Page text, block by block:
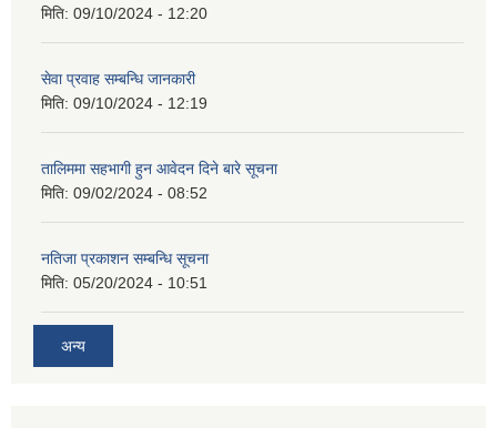
मिति: 09/10/2024 - 12:20
सेवा प्रवाह सम्बन्धि जानकारी
मिति: 09/10/2024 - 12:19
तालिममा सहभागी हुन आवेदन दिने बारे सूचना
मिति: 09/02/2024 - 08:52
नतिजा प्रकाशन सम्बन्धि सूचना
मिति: 05/20/2024 - 10:51
अन्य